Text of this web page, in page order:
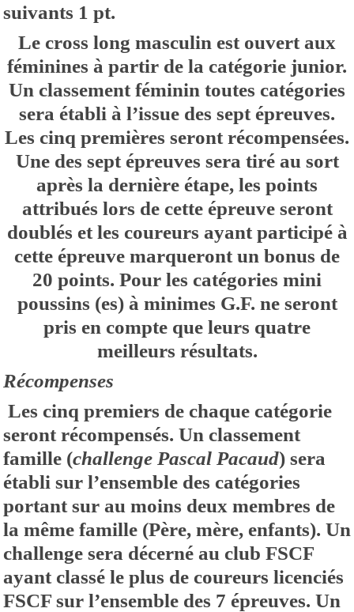
suivants 1 pt.
Le cross long masculin est ouvert aux
féminines à partir de la catégorie junior.
Un classement féminin toutes catégories
sera établi à l’issue des sept épreuves.
Les cinq premières seront récompensées.
Une des sept épreuves sera tiré au sort
après la dernière étape, les points
attribués lors de cette épreuve seront
doublés et les coureurs ayant participé à
cette épreuve marqueront un bonus de
20 points. Pour les catégories mini
poussins (es) à minimes G.F. ne seront
pris en compte que leurs quatre
meilleurs résultats.
Récompenses
Les cinq premiers de chaque catégorie
seront récompensés. Un classement
famille (challenge Pascal Pacaud) sera
établi sur l’ensemble des catégories
portant sur au moins deux membres de
la même famille (Père, mère, enfants). Un
challenge sera décerné au club FSCF
ayant classé le plus de coureurs licenciés
FSCF sur l’ensemble des 7 épreuves. Un